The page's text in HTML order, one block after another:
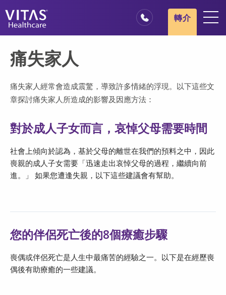
安寧療護基本概述
我們的服務
醫療服務專業人員
家庭與照顧者
轉介
痛失家人
痛失家人經常會造成震驚，導致許多情緒的浮現。以下這些文
章探討痛失家人所造成的影響及因應方法：
對於成人子女而言，哀悼父母需要時間
社會上傾向於認為，基於父母的離世在我們的預料之中，因此
喪親的成人子女需要「迅速走出哀悼父母的過程，繼續向前
進。」 如果您遭逢失親，以下這些建議會有幫助。
您的伴侶死亡後的8個療癒步驟
喪偶或伴侶死亡是人生中最痛苦的經驗之一。以下是在經歷喪
偶後有助療癒的一些建議。